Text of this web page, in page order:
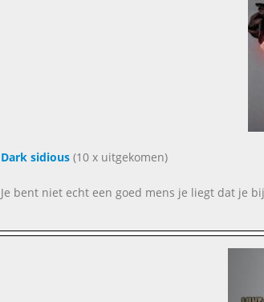
Dark sidious(10 x uitgekomen)
Je bent niet echt een goed mens je liegt dat je